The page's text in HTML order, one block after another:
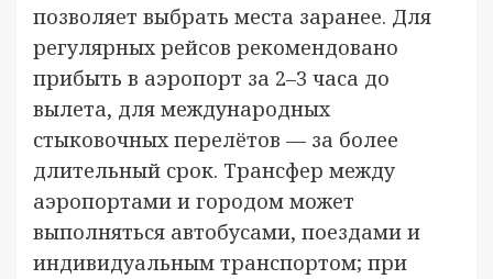
позволяет выбрать места заранее. Для
регулярных рейсов рекомендовано
прибыть в аэропорт за 2–3 часа до
вылета, для международных
стыковочных перелётов — за более
длительный срок. Трансфер между
аэропортами и городом может
выполняться автобусами, поездами и
индивидуальным транспортом; при